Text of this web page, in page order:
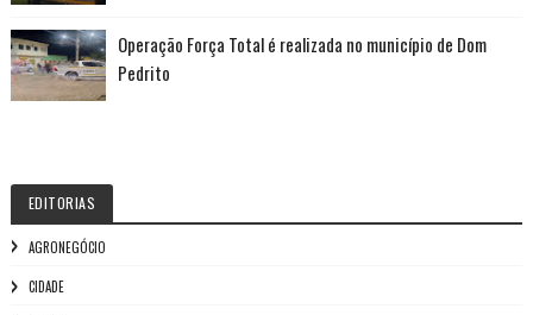
Operação Força Total é realizada no município de Dom
Pedrito
EDITORIAS
AGRONEGÓCIO
CIDADE